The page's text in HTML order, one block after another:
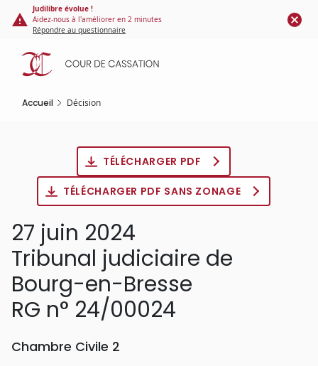
Panneau de gestion des cookies
contenu
principal
Judilibre évolue !
Aidez-nous à l'améliorer en 2 minutes
Répondre au questionnaire
Accueil Décision
TÉLÉCHARGER PDF
TÉLÉCHARGER PDF SANS ZONAGE
27 juin 2024
Tribunal judiciaire de
Bourg-en-Bresse
RG n° 24/00024
Chambre Civile 2